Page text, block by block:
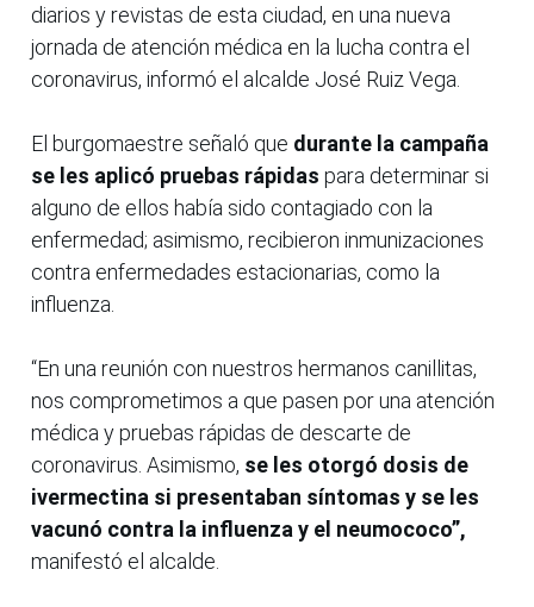
diarios y revistas de esta ciudad, en una nueva
jornada de atención médica en la lucha contra el
coronavirus, informó el alcalde José Ruiz Vega.
El burgomaestre señaló que durante la campaña
se les aplicó pruebas rápidas para determinar si
alguno de ellos había sido contagiado con la
enfermedad; asimismo, recibieron inmunizaciones
contra enfermedades estacionarias, como la
influenza.
“En una reunión con nuestros hermanos canillitas,
nos comprometimos a que pasen por una atención
médica y pruebas rápidas de descarte de
coronavirus. Asimismo, se les otorgó dosis de
ivermectina si presentaban síntomas y se les
vacunó contra la influenza y el neumococo”,
manifestó el alcalde.